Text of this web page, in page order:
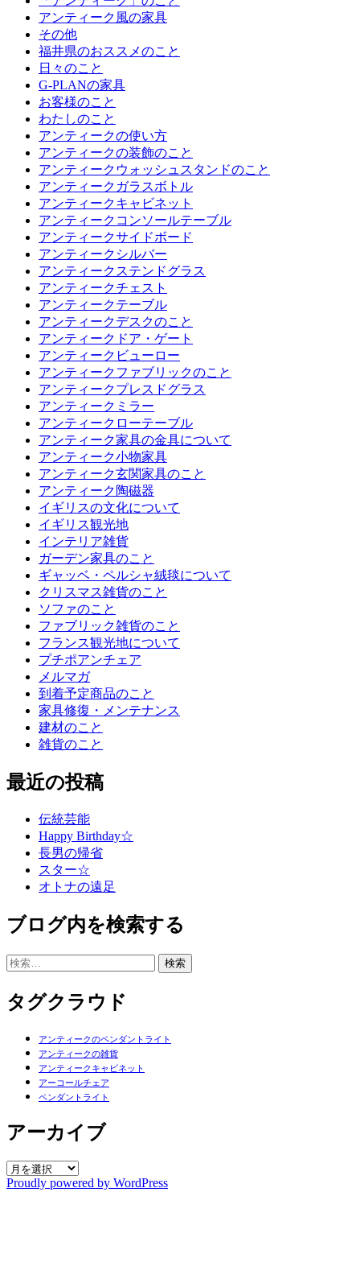
アンティーク風の家具
その他
福井県のおススメのこと
日々のこと
G-PLANの家具
お客様のこと
わたしのこと
アンティークの使い方
アンティークの装飾のこと
アンティークウォッシュスタンドのこと
アンティークガラスボトル
アンティークキャビネット
アンティークコンソールテーブル
アンティークサイドボード
アンティークシルバー
アンティークステンドグラス
アンティークチェスト
アンティークテーブル
アンティークデスクのこと
アンティークドア・ゲート
アンティークビューロー
アンティークファブリックのこと
アンティークプレスドグラス
アンティークミラー
アンティークローテーブル
アンティーク家具の金具について
アンティーク小物家具
アンティーク玄関家具のこと
アンティーク陶磁器
イギリスの文化について
イギリス観光地
インテリア雑貨
ガーデン家具のこと
ギャッベ・ペルシャ絨毯について
クリスマス雑貨のこと
ソファのこと
ファブリック雑貨のこと
フランス観光地について
プチポアンチェア
メルマガ
到着予定商品のこと
家具修復・メンテナンス
建材のこと
雑貨のこと
最近の投稿
伝統芸能
Happy Birthday☆
長男の帰省
スター☆
オトナの遠足
ブログ内を検索する
検
タグクラウド
アンティークのペンダントライト
アンティークの雑貨
アンティークキャビネット
アーコールチェア
ペンダントライト
アーカイブ
ア
ー
Proudly powered by WordPress